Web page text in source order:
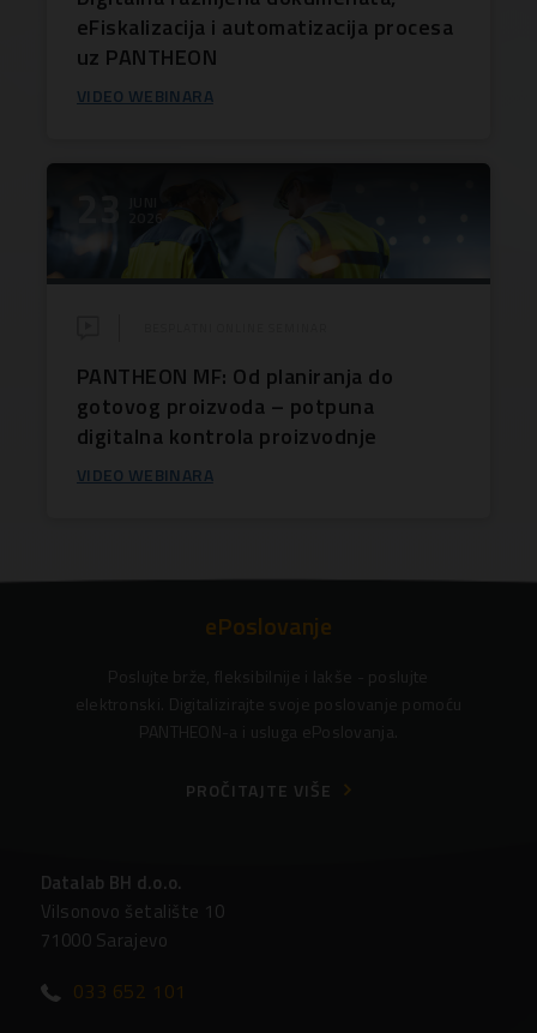
eFiskalizacija i automatizacija procesa
uz PANTHEON
VIDEO WEBINARA
PANTHEON MF: Od planiranja do
gotovog proizvoda – potpuna
digitalna kontrola proizvodnje
VIDEO WEBINARA
ePoslovanje
Poslujte brže, fleksibilnije i lakše - poslujte
elektronski. Digitalizirajte svoje poslovanje pomoću
PANTHEON-a i usluga ePoslovanja.
PROČITAJTE VIŠE
Datalab BH d.o.o.
Vilsonovo šetalište 10
71000 Sarajevo
033 652 101